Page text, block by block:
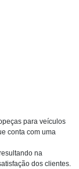
para veículos
conta com uma
na
dos clientes.